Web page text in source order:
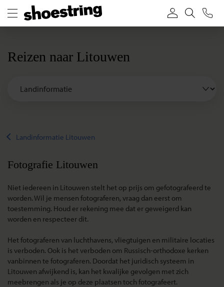
Reizen naar Litouwen
Landinformatie Litouwen
Fotografie Litouwen
Niet iedereen in Litouwen stelt het op prijs om gefotografeerd te
worden. Wil je mensen fotograferen, vraag dan eerst om
toestemming. Houd er rekening mee dat er geweigerd kan
worden en respecteer dit.
Het fotograferen van luchthavens, vliegtuigen en militaire locaties
is verboden. Ook is het verboden om Russisch-orthodoxe kerken
vanbinnen te fotograferen. Doordat het juridisch systeem in
Litouwen afwijkend is, kan het kwalijke gevolgen met zich
meebrengen als je op deze plaatsen toch fotografeert.